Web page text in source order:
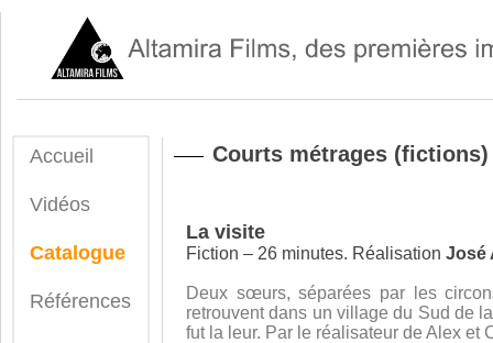
Courts métrages (fictions)
La visite
Fiction – 26 minutes. Réalisation José
Deux sœurs, séparées par les
retrouvent dans un village du Sud de
fut la leur. Par le réalisateur de Alex et
Accueil
Vidéos
Catalogue
Références